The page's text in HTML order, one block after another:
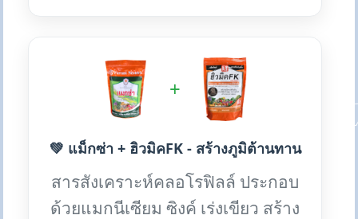
+
💚 แม็กซ่า + ฮิวมิคFK - สร้างภูมิต้านทาน
สารสังเคราะห์คลอโรฟิลล์ ประกอบ
ด้วยแมกนีเซียม ซิงค์ เร่งเขียว สร้าง